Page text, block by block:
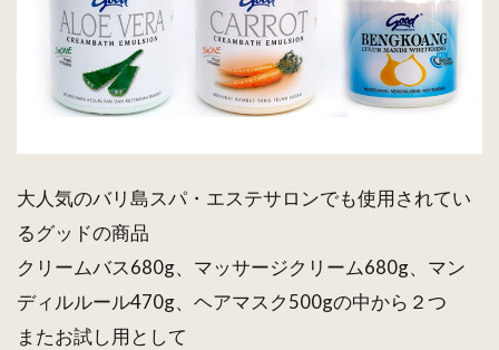
大人気のバリ島スパ・エステサロンでも使用されてい
るグッドの商品
クリームバス680g、マッサージクリーム680g、マン
ディルルール470g、ヘアマスク500gの中から２つ
またお試し用として